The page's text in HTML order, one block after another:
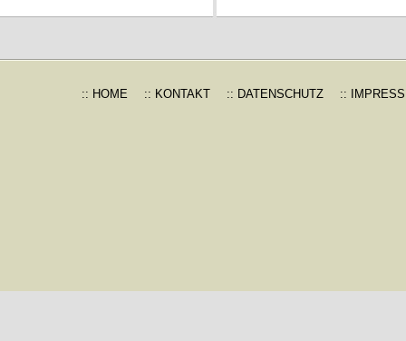
:: HOME :: KONTAKT :: DATENSCHUTZ ::